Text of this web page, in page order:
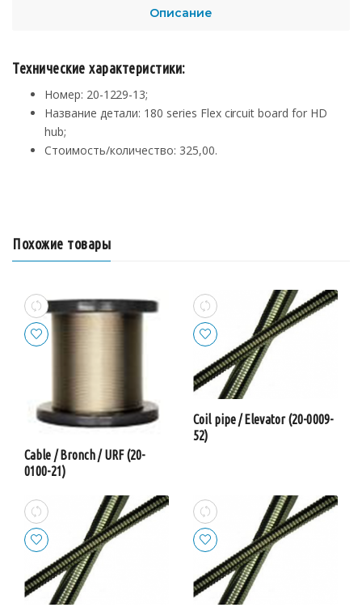
Описание
Технические характеристики:
Номер: 20-1229-13;
Название детали: 180 series Flex circuit board for HD
hub;
Стоимость/количество: 325,00.
Похожие товары
Cable / Bronch / URF (20-
0100-21)
Coil pipe / Elevator (20-0009-
52)